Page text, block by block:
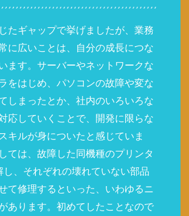
たギャップで挙げましたが、業務
に広いことは、自分の成長につな
ます。サーバーやネットワークな
をはじめ、パソコンの故障や変な
しまったとか、社内のいろいろな
応していくことで、開発に限らな
キルが身についたと感じていま
ては、故障した同機種のプリンタ
し、それぞれの壊れていない部品
て修理するといった、いわゆるニ
あります。初めてしたことなので